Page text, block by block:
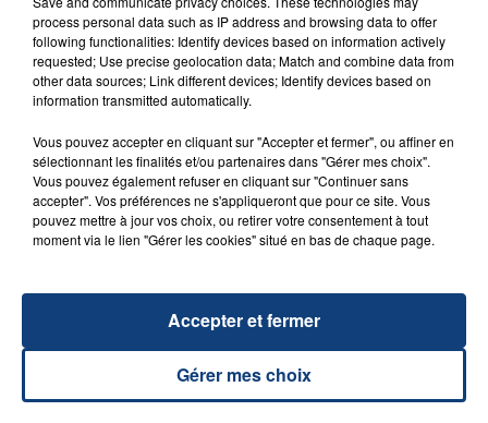
23 juillet 2026
INCENDIE MORTEL À LENS : UNE FEMME ET
SON BÉBÉ ENTRE LA VIE ET LA...
Un homme s'est immolé par le feu après avoir
process personal data such as IP address and browsing data to offer
following functionalities: Identify devices based on information actively
requested; Use precise geolocation data; Match and combine data from
other data sources; Link different devices; Identify devices based on
information transmitted automatically.
Vous pouvez accepter en cliquant sur "Accepter et fermer", ou affiner en
sélectionnant les finalités et/ou partenaires dans "Gérer mes choix".
Vous pouvez également refuser en cliquant sur "Continuer sans
accepter". Vos préférences ne s'appliqueront que pour ce site. Vous
pouvez mettre à jour vos choix, ou retirer votre consentement à tout
moment via le lien "Gérer les cookies" situé en bas de chaque page.
Gérer mes choix
Accepter et fermer